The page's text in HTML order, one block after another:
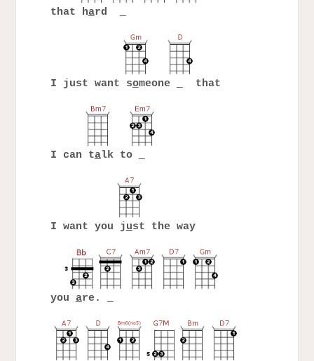
that hard
I just want someone that
I can talk to
I want you just the way
you are.